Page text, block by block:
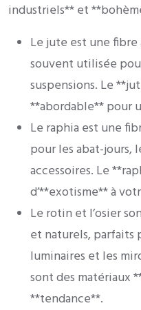
industriels** et
Le jute est une
souvent utilisée
suspensions. Le
**abordable** pour
Le raphia est une
pour les abat-jours,
accessoires. Le
d’**exotisme** à
Le rotin et l’osier
et naturels, parfaits
luminaires et les
sont des matériaux
**tendance**.